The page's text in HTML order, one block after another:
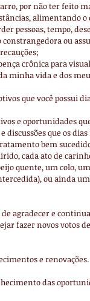
por não ter feito
alimentando
pessoas, tempo,
ou
crônica para
minha vida e dos
que você possui
e oportunidades
discussões que os
bem
cada ato de
quente, um colo,
ou ainda
agradecer e
fazer novos votos
e renovações.
das